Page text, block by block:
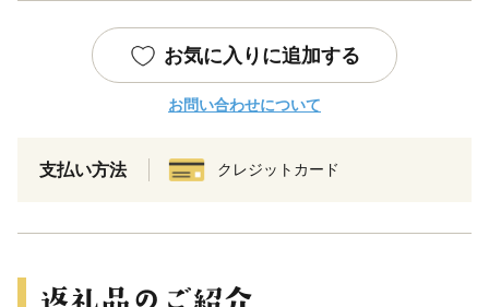
お気に入りに追加する
お問い合わせについて
支払い方法 クレジットカード